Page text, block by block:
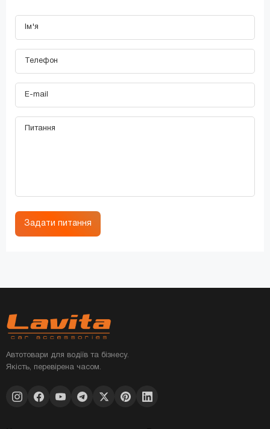
Задати питання
Автотовари для водіїв та бізнесу.
Якість, перевірена часом.